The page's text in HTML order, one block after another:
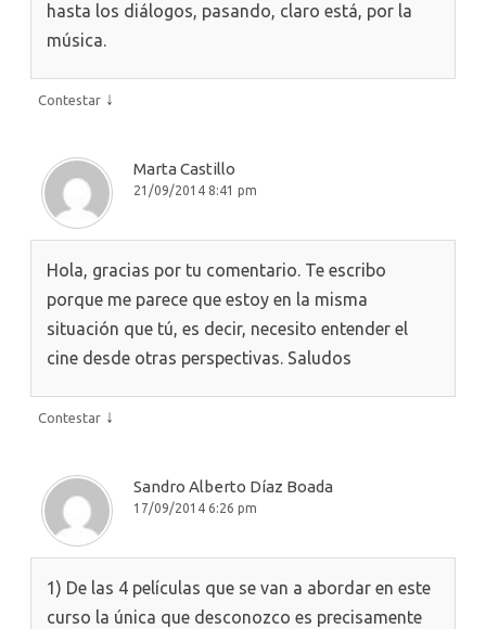
hasta los diálogos, pasando, claro está, por la
música.
Contestar ↓
Marta Castillo
21/09/2014 8:41 pm
Hola, gracias por tu comentario. Te escribo
porque me parece que estoy en la misma
situación que tú, es decir, necesito entender el
cine desde otras perspectivas. Saludos
Contestar ↓
Sandro Alberto Díaz Boada
17/09/2014 6:26 pm
1) De las 4 películas que se van a abordar en este
curso la única que desconozco es precisamente